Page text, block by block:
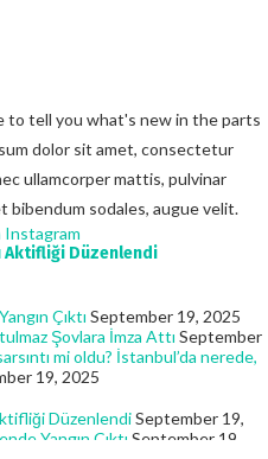
to tell you what's new in the parts
dolor sit amet, consectetur
ullamcorper mattis, pulvinar
bibendum sodales, augue velit.
Instagram
Aktifliği Düzenlendi
Çıktı September 19, 2025
Şovlara İmza Attı September
mi oldu? İstanbul’da nerede,
19, 2025
DüzenlendiSeptember 19,
Yangın Çıktı September 19,